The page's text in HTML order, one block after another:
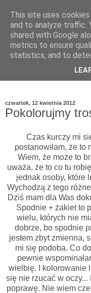
czwartek, 12 kwietnia 2012
Pokolorujmy
Czas kurczy mi
postanowiłam, że to
Wiem, że może to
uważa, że to co tu
jednak osoby, które
Wychodzą z tego
Dziś mam dla Was
Spodnie + żakiet to
wielu, których nie
dobrze, bo spodnie
jestem zbyt zmienna,
mi się podoba. Co
pewnie
wielbię. I kolorowanie
się nie rzucać w
poprawę. Nie wiem
This site uses
and to analyze traffic.
shared with Google
metrics to ensure
statistics, and to